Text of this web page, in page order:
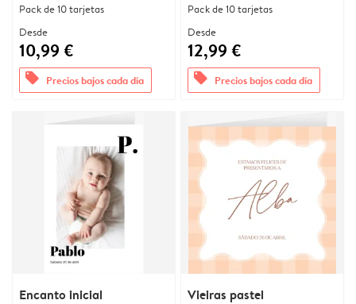
Pack de 10 tarjetas
Desde
10,99 €
offers Precios bajos cada día
Pack de 10 tarjetas
Desde
12,99 €
offers Precios bajos cada día
Encanto inicial Vieiras pastel